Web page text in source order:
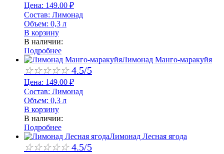
Цена: 149.00 ₽
Состав: Лимонад
Объем: 0,3 л
В корзину
В наличии:
Подробнее
Лимонад Манго-маракуйя
☆☆☆☆☆ 4.5/5
Цена: 149.00 ₽
Состав: Лимонад
Объем: 0,3 л
В корзину
В наличии:
Подробнее
Лимонад Лесная ягода
☆☆☆☆☆ 4.5/5